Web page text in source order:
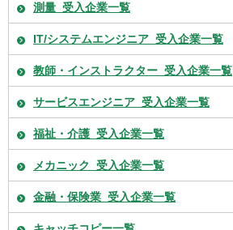
測量_受入企業一覧
IT/システムエンジニア_受入企業一覧
教師・インストラクター_受入企業一覧
サービスエンジニア_受入企業一覧
福祉・介護_受入企業一覧
メカニック_受入企業一覧
金融・保険業_受入企業一覧